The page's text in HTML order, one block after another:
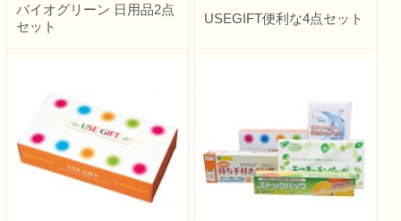
バイオグリーン 日用品2点
セット
USEGIFT便利な4点セット